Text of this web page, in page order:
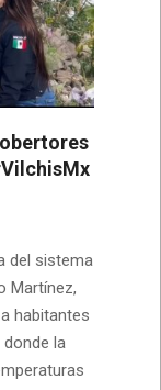
del sistema
Martínez,
habitantes
la